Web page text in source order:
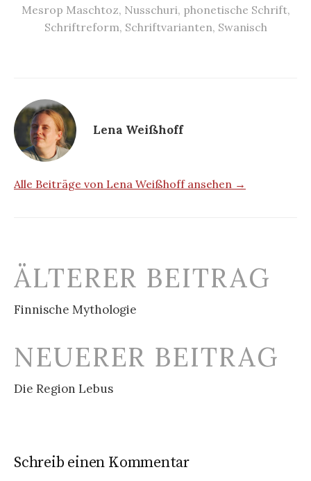
Mesrop Maschtoz, Nusschuri, phonetische Schrift,
Schriftreform, Schriftvarianten, Swanisch
Lena Weißhoff
Alle Beiträge von Lena Weißhoff ansehen →
Beitrags-
ÄLTERER BEITRAG
Finnische Mythologie
NEUERER BEITRAG
Die Region Lebus
Schreib einen Kommentar